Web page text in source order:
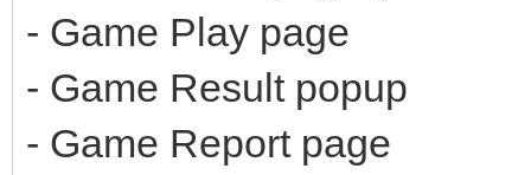
- Game Play page
- Game Result popup
- Game Report page